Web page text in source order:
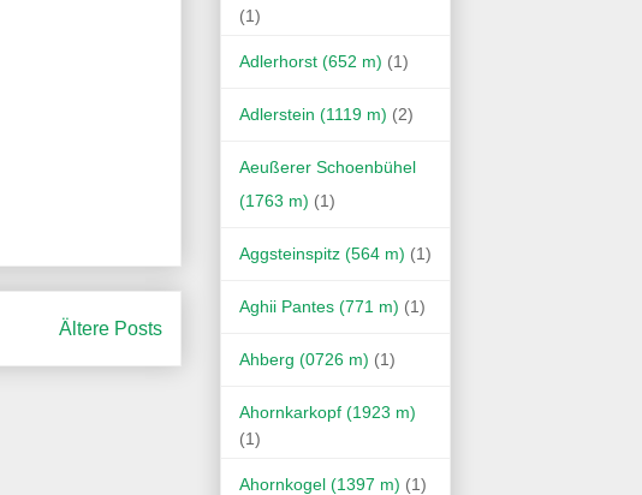
Ältere Posts
(1)
Adlerhorst (652 m) (1)
Adlerstein (1119 m) (2)
Aeußerer Schoenbühel
(1763 m) (1)
Aggsteinspitz (564 m) (1)
Aghii Pantes (771 m) (1)
Ahberg (0726 m) (1)
Ahornkarkopf (1923 m)
(1)
Ahornkogel (1397 m) (1)